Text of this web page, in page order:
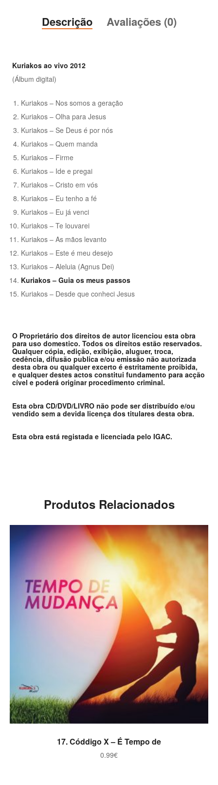
Descrição Avaliações (0)
Kuriakos ao vivo 2012
(Álbum digital)
Kuriakos – Nos somos a geração
Kuriakos – Olha para Jesus
Kuriakos – Se Deus é por nós
Kuriakos – Quem manda
Kuriakos – Firme
Kuriakos – Ide e pregai
Kuriakos – Cristo em vós
Kuriakos – Eu tenho a fé
Kuriakos – Eu já venci
Kuriakos – Te louvarei
Kuriakos – As mãos levanto
Kuriakos – Este é meu desejo
Kuriakos – Aleluia (Agnus Dei)
Kuriakos – Guia os meus passos
Kuriakos – Desde que conheci Jesus
O Proprietário dos direitos de autor licenciou esta obra
para uso domestico. Todos os direitos estão reservados.
Qualquer cópia, edição, exibição, aluguer, troca,
cedência, difusão publica e/ou emissão não autorizada
desta obra ou qualquer excerto é estritamente proibida,
e qualquer destes actos constitui fundamento para acção
cível e poderá originar procedimento criminal.
Esta obra CD/DVD/LIVRO não pode ser distribuído e/ou
vendido sem a devida licença dos titulares desta obra.
Esta obra está registada e licenciada pelo IGAC.
Produtos Relacionados
ADICIONAR
17. Códdigo X – É Tempo de
0.99€